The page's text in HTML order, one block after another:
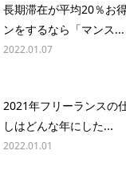
長期滞在が平均20％お
ンをするなら「マンス...
2022.01.07
2021年フリーランスの
しはどんな年にした...
2022.01.01